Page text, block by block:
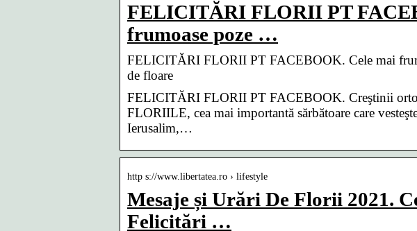
FELICITĂRI FLORII PT
frumoase poze …
FELICITĂRI FLORII PT FACEBOOK. Cele mai
de floare
FELICITĂRI FLORII PT FACEBOOK. Creştinii
FLORIILE, cea mai importantă sărbătoare care
Ierusalim,…
http s://www.libertatea.ro › lifestyle
Mesaje și Urări De Florii 2021.
Felicitări …